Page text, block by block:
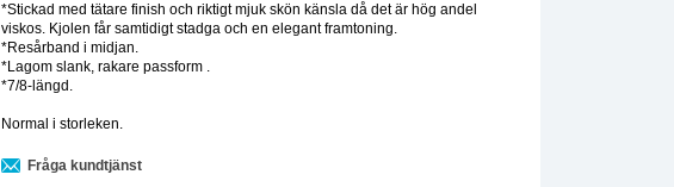
*Stickad med tätare finish och riktigt mjuk skön känsla då det är hög andel
viskos. Kjolen får samtidigt stadga och en elegant framtoning.
*Resårband i midjan.
*Lagom slank, rakare passform .
*7/8-längd.
Normal i storleken.
Fråga kundtjänst